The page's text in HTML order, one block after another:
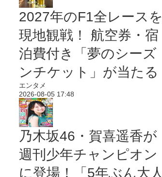
2027年のF1全レースを
現地観戦！ 航空券・宿
泊費付き「夢のシーズ
ンチケット」が当たる
エンタメ
2026-08-05 17:48
乃木坂46・賀喜遥香が
週刊少年チャンピオン
に登場！「5年ぶん大人